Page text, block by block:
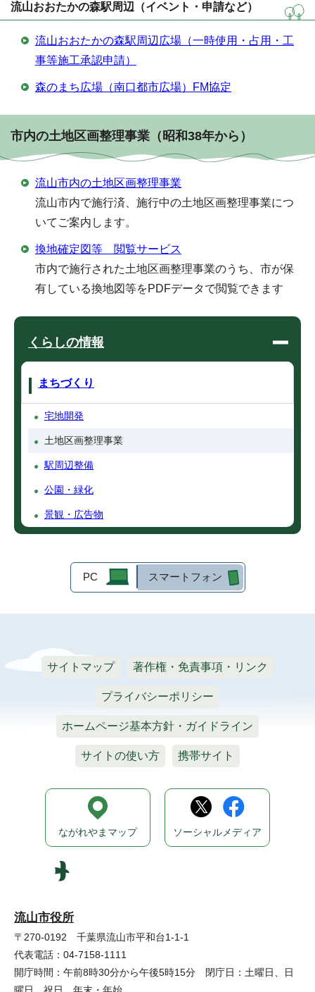
流山おおたかの森駅周辺（イベント・申請など）
流山おおたかの森駅周辺広場（一時使用・占用・工
事等施工承認申請）
森のまち広場（南口都市広場）FM協定
市内の土地区画整理事業（昭和38年から）
流山市内の土地区画整理事業
流山市内で施行済、施行中の土地区画整理事業につ
いてご案内します。
換地確定図等 閲覧サービス
市内で施行された土地区画整理事業のうち、市が保
有している換地図等をPDFデータで閲覧できます
くらしの情報
まちづくり
宅地開発
土地区画整理事業
駅周辺整備
公園・緑化
景観・広告物
PC スマートフォン
サイトマップ 著作権・免責事項・リンク
プライバシーポリシー
ホームページ基本方針・ガイドライン
サイトの使い方 携帯サイト
流山市役所
〒270-0192 千葉県流山市平和台1-1-1
代表電話：04-7158-1111
開庁時間：午前8時30分から午後5時15分 閉庁日：土曜日、日
ながれやまマップ ソーシャルメディア